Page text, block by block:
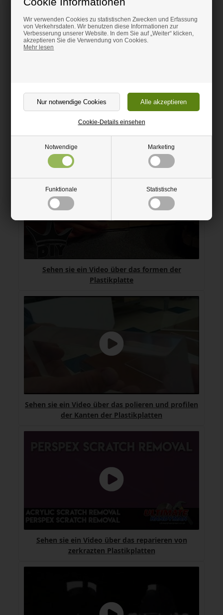
Wir verwenden Cookies zu statistischen Zwecken und Erfassung
von Verkehrsdaten. Wir benutzen diese Informationen zur
Verbesserung unserer Website. In dem Sie auf „Weiter“ klicken,
akzeptieren Sie die Verwendung von Cookies.
Mehr lesen
Notwendige Marketing
Funktionale Statistische
Cookie-Details einsehen
Information
Videos
Sehen sie ein Video über das Zuschneiden der
Sehen sie ein Video über das formen der
Plastikplatte
Sehen sie ein Video über das polieren und profilen
der Kanten der Plastikplatten
Sehen sie ein Video über das reparieren von
zerkrazten Plastikplatten